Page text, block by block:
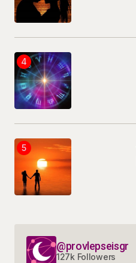
@provlepseisgr
127k Followers